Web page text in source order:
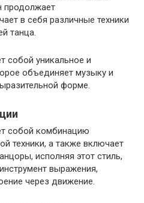
продолжает
в себя различные техники
танца.
собой уникальное и
объединяет музыку и
форме.
собой комбинацию
техники, а также включает
исполняя этот стиль,
выражения,
через движение.